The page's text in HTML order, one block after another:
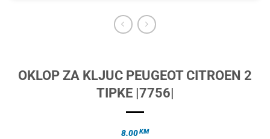
OKLOP ZA KLJUC PEUGEOT CITROEN 2
TIPKE |7756|
8.00KM